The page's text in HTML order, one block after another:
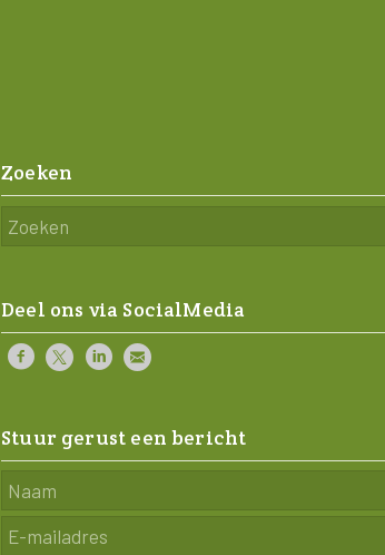
Zoeken
Deel ons via SocialMedia
Stuur gerust een bericht